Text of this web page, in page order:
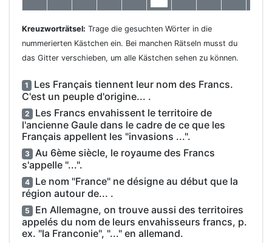
Kreuzworträtsel: Trage die gesuchten Wörter in die
nummerierten Kästchen ein. Bei manchen Rätseln musst du
das Gitter verschieben, um alle Kästchen sehen zu können.
1 Les Français tiennent leur nom des Francs.
C'est un peuple d'origine... .
2 Les Francs envahissent le territoire de
l'ancienne Gaule dans le cadre de ce que les
Français appellent les "invasions ...".
3 Au 6ème siècle, le royaume des Francs
s'appelle "...".
4 Le nom "France" ne désigne au début que la
région autour de... .
5 En Allemagne, on trouve aussi des territoires
appelés du nom de leurs envahisseurs francs, p.
ex. "la Franconie", "..." en allemand.